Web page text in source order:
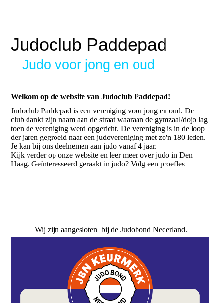
Judoclub Paddepad
Judo voor jong en oud
Welkom op de website van Judoclub Paddepad!
Judoclub Paddepad is een vereniging voor jong en oud. De
club dankt zijn naam aan de straat waaraan de gymzaal/dojo lag
toen de vereniging werd opgericht. De vereniging is in de loop
der jaren gegroeid naar een judovereniging met zo'n 180 leden.
Je kan bij ons deelnemen aan judo vanaf 4 jaar.
Kijk verder op onze website en leer meer over judo in Den
Haag. Geïnteresseerd geraakt in judo? Volg een proefles
Wij zijn aangesloten bij de Judobond Nederland.